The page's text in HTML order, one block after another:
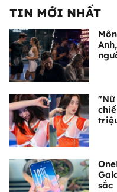
TIN MỚI NHẤT
"Nữ
sắc